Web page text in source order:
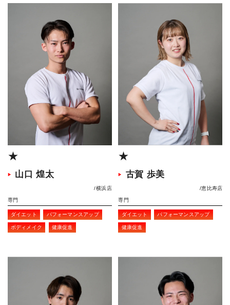
★
山口 煌太
横浜店
専門
ダイエット パフォーマンスアップ
ボディメイク 健康促進
★
古賀 歩美
恵比寿店
専門
ダイエット パフォーマンスアップ
健康促進